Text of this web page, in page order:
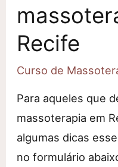
Recife
Curso de
Para aqueles que
massoterapia em
algumas dicas
no formulário